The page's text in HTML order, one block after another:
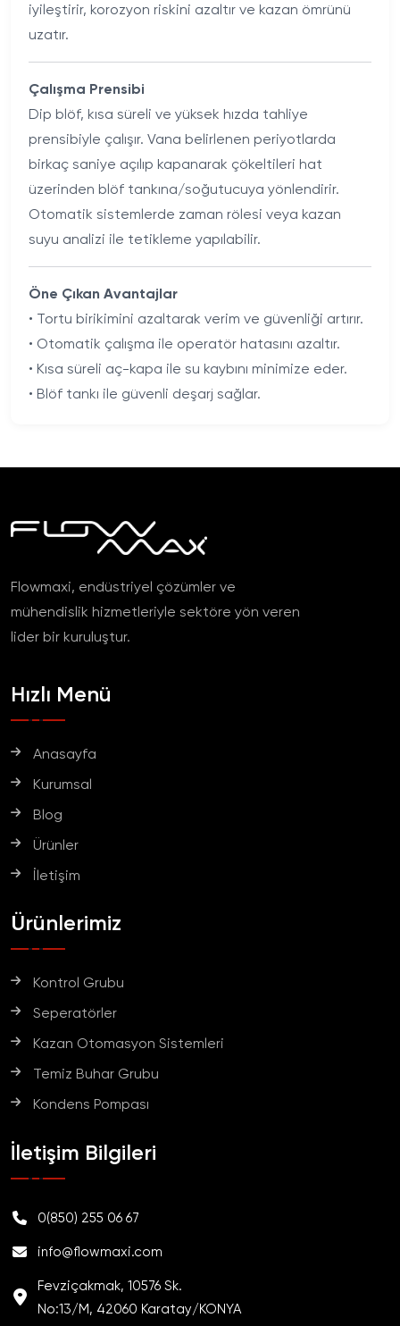
iyileştirir, korozyon riskini azaltır ve kazan ömrünü
uzatır.
Çalışma Prensibi
Dip blöf, kısa süreli ve yüksek hızda tahliye
prensibiyle çalışır. Vana belirlenen periyotlarda
birkaç saniye açılıp kapanarak çökeltileri hat
üzerinden blöf tankına/soğutucuya yönlendirir.
Otomatik sistemlerde zaman rölesi veya kazan
suyu analizi ile tetikleme yapılabilir.
Öne Çıkan Avantajlar
• Tortu birikimini azaltarak verim ve güvenliği artırır.
• Otomatik çalışma ile operatör hatasını azaltır.
• Kısa süreli aç-kapa ile su kaybını minimize eder.
• Blöf tankı ile güvenli deşarj sağlar.
Flowmaxi, endüstriyel çözümler ve
mühendislik hizmetleriyle sektöre yön veren
lider bir kuruluştur.
Hızlı Menü
Anasayfa
Kurumsal
Blog
Ürünler
İletişim
Ürünlerimiz
Kontrol Grubu
Seperatörler
Kazan Otomasyon Sistemleri
Temiz Buhar Grubu
Kondens Pompası
İletişim Bilgileri
0(850) 255 06 67
info@flowmaxi.com
Fevziçakmak, 10576 Sk.
No:13/M, 42060 Karatay/KONYA